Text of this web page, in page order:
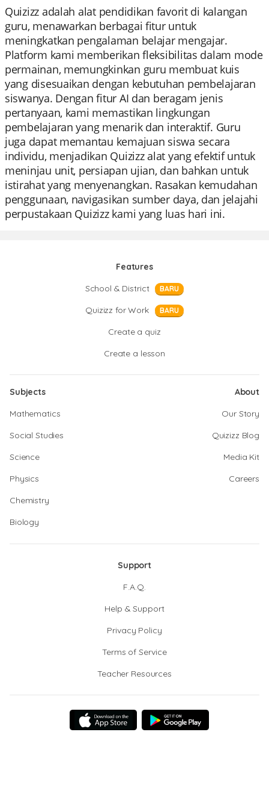
Quizizz adalah alat pendidikan favorit di kalangan
guru, menawarkan berbagai fitur untuk
meningkatkan pengalaman belajar mengajar.
Platform kami memberikan fleksibilitas dalam mode
permainan, memungkinkan guru membuat kuis
yang disesuaikan dengan kebutuhan pembelajaran
siswanya. Dengan fitur AI dan beragam jenis
pertanyaan, kami memastikan lingkungan
pembelajaran yang menarik dan interaktif. Guru
juga dapat memantau kemajuan siswa secara
individu, menjadikan Quizizz alat yang efektif untuk
meninjau unit, persiapan ujian, dan bahkan untuk
istirahat yang menyenangkan. Rasakan kemudahan
penggunaan, navigasikan sumber daya, dan jelajahi
perpustakaan Quizizz kami yang luas hari ini.
Features
School & District
BARU
Quizizz for Work BARU
Create a quiz
Create a lesson
Subjects
Mathematics
Social Studies
Science
Physics
Chemistry
Biology
About
Our Story
Quizizz Blog
Media Kit
Careers
Support
F.A.Q.
Help & Support
Privacy Policy
Terms of Service
Teacher Resources